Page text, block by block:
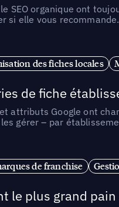
le SEO organique ont
si elle vous recommande.
des fiches locales
de fiche
attributs Google ont
gérer – par
de franchise
le plus grand